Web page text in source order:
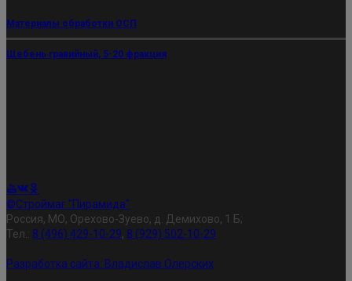
Материалы обработки ОСП
Щебень гравийный, 5-20 фракция
©Строймаг "Пирамида"
Россия, МО, Орехово-Зуево, д. Демихово, 1 Б;
Тел.: 8 (496) 429-10-29, 8 (929) 502-10-29
Разработка сайта: Владислав Олерских